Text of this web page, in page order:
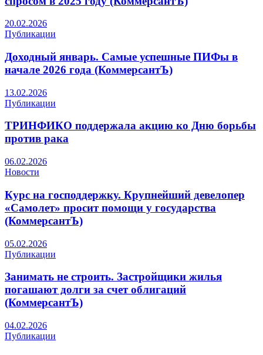
20.02.2026
Публикации
Доходный январь. Самые успешные ПИФы в
начале 2026 года (КоммерсантЪ)
13.02.2026
Публикации
ТРИНФИКО поддержала акцию ко Дню борьбы
против рака
06.02.2026
Новости
Курс на господдержку. Крупнейший девелопер
«Самолет» просит помощи у государства
(КоммерсантЪ)
05.02.2026
Публикации
Занимать не строить. Застройщики жилья
погашают долги за счет облигаций
(КоммерсантЪ)
04.02.2026
Публикации